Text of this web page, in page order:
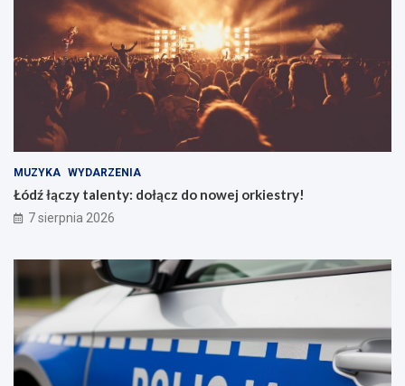
MUZYKA WYDARZENIA
Łódź łączy talenty: dołącz do nowej orkiestry!
7 sierpnia 2026